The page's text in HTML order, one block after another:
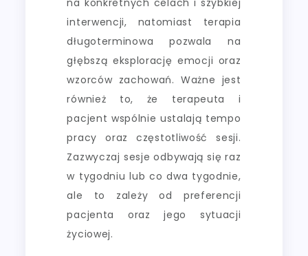
interwencji, natomiast terapia
długoterminowa pozwala na
głębszą eksplorację emocji oraz
wzorców zachowań. Ważne jest
również to, że terapeuta i
pacjent wspólnie ustalają tempo
pracy oraz częstotliwość sesji.
Zazwyczaj sesje odbywają się raz
w tygodniu lub co dwa tygodnie,
ale to zależy od preferencji
pacjenta oraz jego sytuacji
życiowej.